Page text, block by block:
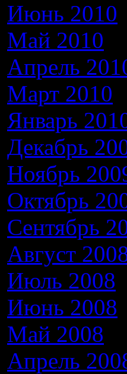
Июнь 2010
Май 2010
Апрель
Март 2010
Январь
Декабрь
Ноябрь
Октябрь
Сентябрь
Август
Июль 2008
Июнь 2008
Май 2008
Апрель